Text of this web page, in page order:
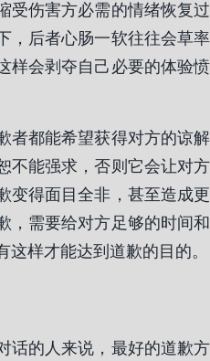
受伤害方必需的情绪恢复过
，后者心肠一软往往会草率
样会剥夺自己必要的体验愤
者都能希望获得对方的谅解
不能强求，否则它会让对方
变得面目全非，甚至造成更
，需要给对方足够的时间和
这样才能达到道歉的目的。
话的人来说，最好的道歉方